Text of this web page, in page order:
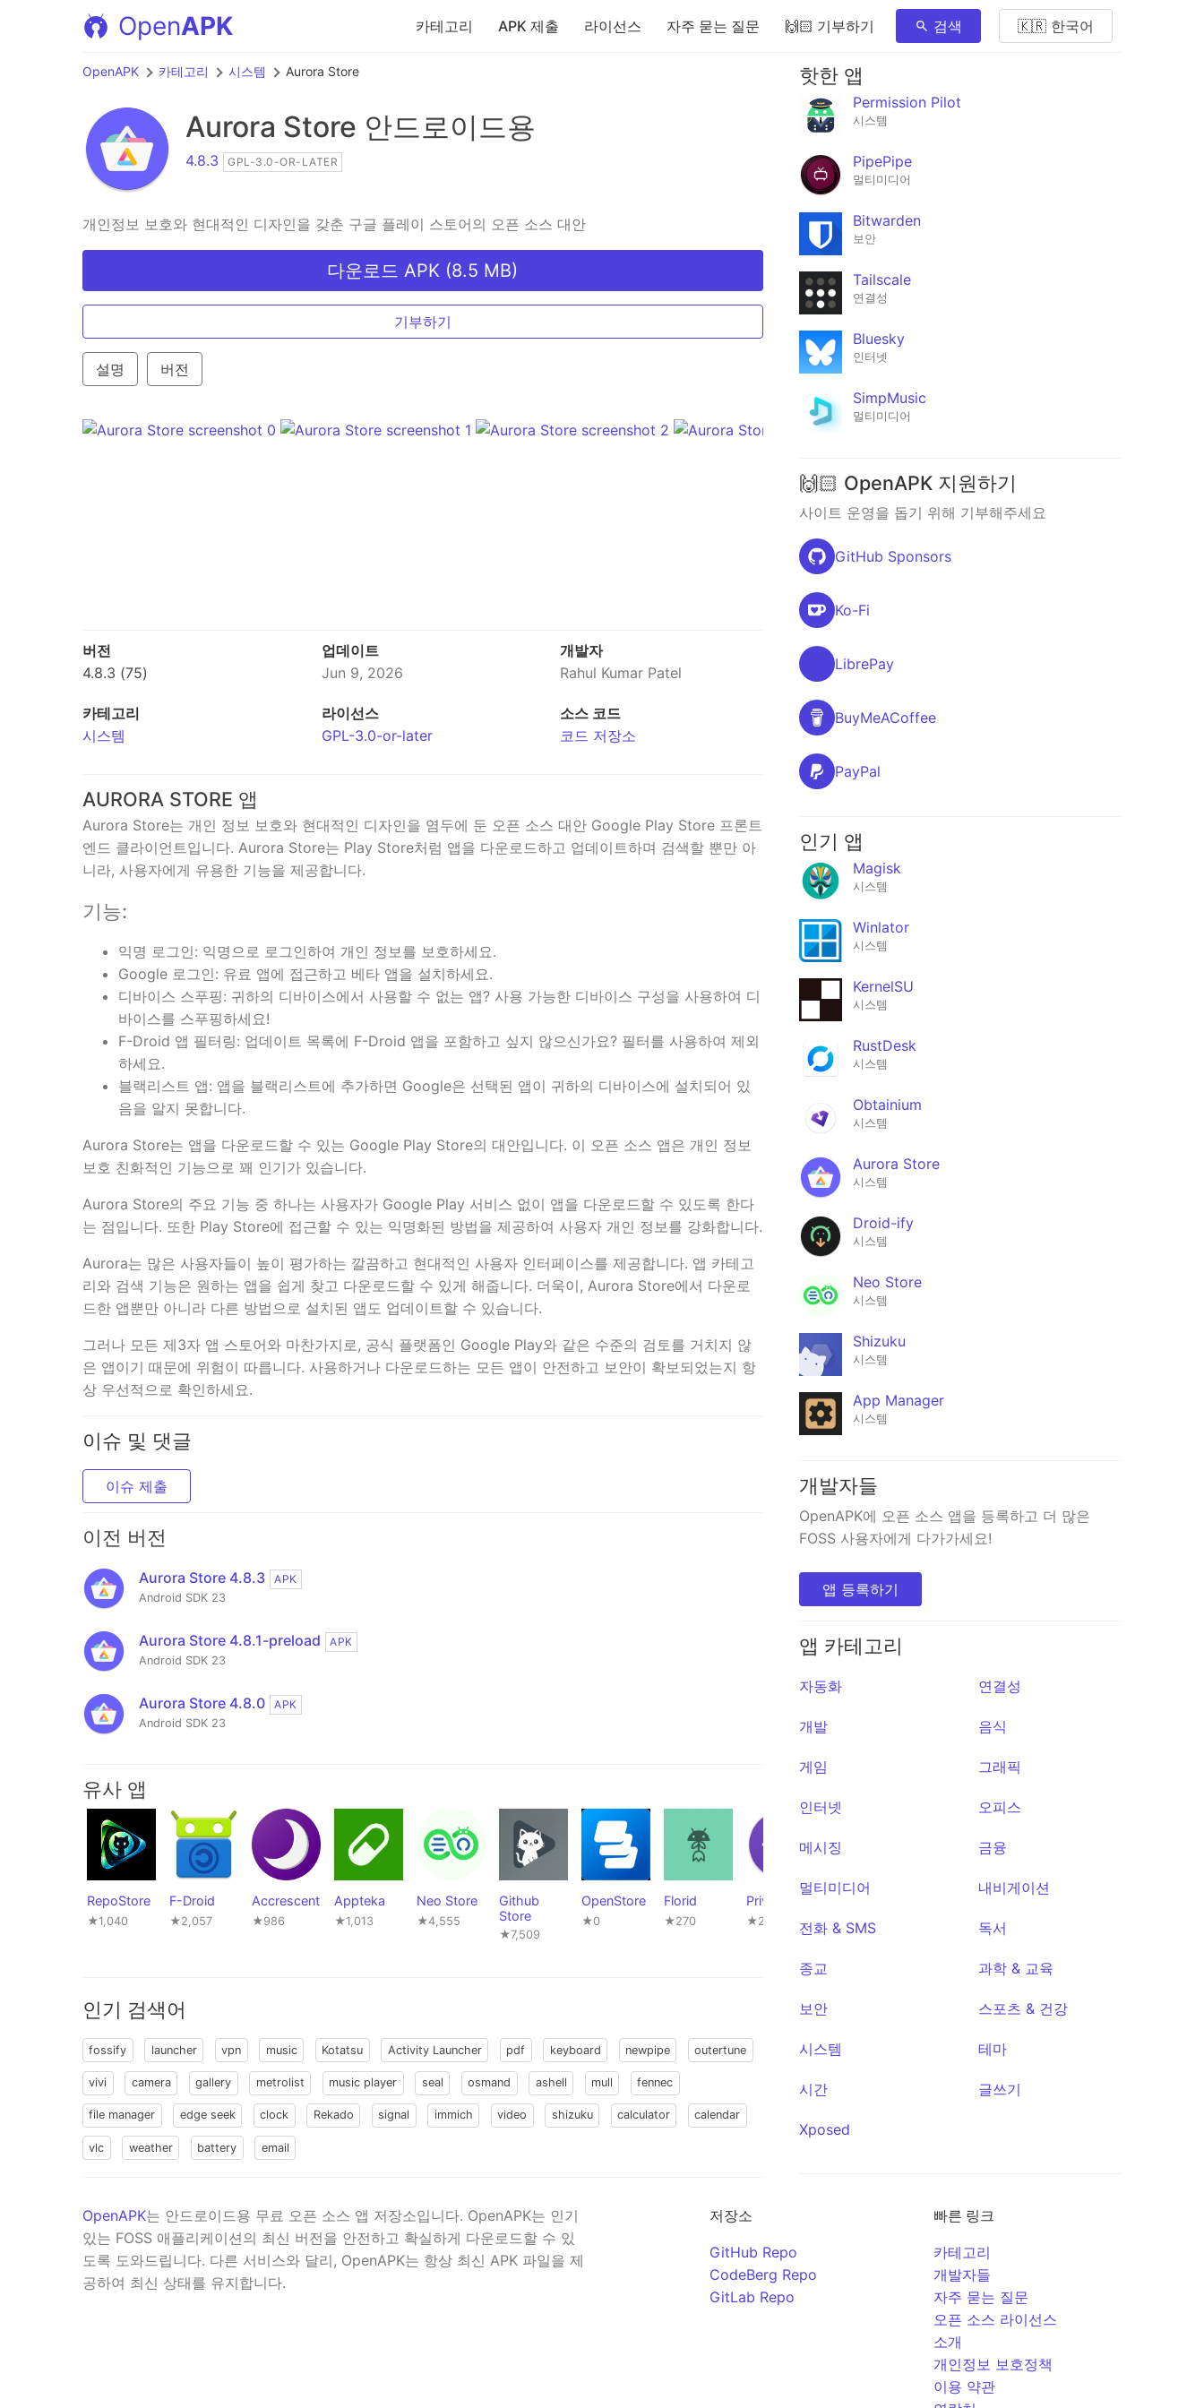
OpenAPK 카테고리 APK 제출 라이선스 자주 묻는 질문 🙌🏻 기부하기 검색 🇰🇷 한국어
OpenAPK 카테고리 시스템 Aurora Store
Aurora Store 안드로이드용
4.8.3 GPL-3.0-OR-LATER
개인정보 보호와 현대적인 디자인을 갖춘 구글 플레이 스토어의 오픈 소스 대안
다운로드 APK (8.5 MB)
기부하기
설명 버전
버전
4.8.3 (75)
업데이트
Jun 9, 2026
개발자
Rahul Kumar Patel
카테고리
시스템
라이선스
GPL-3.0-or-later
소스 코드
코드 저장소
AURORA STORE 앱
Aurora Store는 개인 정보 보호와 현대적인 디자인을 염두에 둔 오픈 소스 대안 Google Play Store 프론트
엔드 클라이언트입니다. Aurora Store는 Play Store처럼 앱을 다운로드하고 업데이트하며 검색할 뿐만 아
니라, 사용자에게 유용한 기능을 제공합니다.
기능:
익명 로그인: 익명으로 로그인하여 개인 정보를 보호하세요.
Google 로그인: 유료 앱에 접근하고 베타 앱을 설치하세요.
디바이스 스푸핑: 귀하의 디바이스에서 사용할 수 없는 앱? 사용 가능한 디바이스 구성을 사용하여 디
바이스를 스푸핑하세요!
F-Droid 앱 필터링: 업데이트 목록에 F-Droid 앱을 포함하고 싶지 않으신가요? 필터를 사용하여 제외
하세요.
블랙리스트 앱: 앱을 블랙리스트에 추가하면 Google은 선택된 앱이 귀하의 디바이스에 설치되어 있
음을 알지 못합니다.
Aurora Store는 앱을 다운로드할 수 있는 Google Play Store의 대안입니다. 이 오픈 소스 앱은 개인 정보
보호 친화적인 기능으로 꽤 인기가 있습니다.
Aurora Store의 주요 기능 중 하나는 사용자가 Google Play 서비스 없이 앱을 다운로드할 수 있도록 한다
는 점입니다. 또한 Play Store에 접근할 수 있는 익명화된 방법을 제공하여 사용자 개인 정보를 강화합니다.
Aurora는 많은 사용자들이 높이 평가하는 깔끔하고 현대적인 사용자 인터페이스를 제공합니다. 앱 카테고
리와 검색 기능은 원하는 앱을 쉽게 찾고 다운로드할 수 있게 해줍니다. 더욱이, Aurora Store에서 다운로
드한 앱뿐만 아니라 다른 방법으로 설치된 앱도 업데이트할 수 있습니다.
그러나 모든 제3자 앱 스토어와 마찬가지로, 공식 플랫폼인 Google Play와 같은 수준의 검토를 거치지 않
은 앱이기 때문에 위험이 따릅니다. 사용하거나 다운로드하는 모든 앱이 안전하고 보안이 확보되었는지 항
상 우선적으로 확인하세요.
이슈 및 댓글
이슈 제출
이전 버전
Aurora Store 4.8.3
APK
Android SDK 23
Aurora Store 4.8.1-preload
APK
Android SDK 23
Aurora Store 4.8.0
APK
Android SDK 23
유사 앱
RepoStore
★1,040
F-Droid
★2,057
Accrescent
★986
Appteka
★1,013
Neo Store
★4,555
Github
Store
★7,509
OpenStore
★0
Florid
★270
Privacium
★267
APKUpdat
★3,809
인기 검색어
fossify launcher vpn music Kotatsu Activity Launcher pdf keyboard newpipe outertune
vivi camera gallery metrolist music player seal osmand ashell mull fennec
file manager edge seek clock Rekado signal immich video shizuku calculator calendar
vlc weather battery email
핫한 앱
Permission Pilot
시스템
PipePipe
멀티미디어
Bitwarden
보안
Tailscale
연결성
Bluesky
인터넷
SimpMusic
멀티미디어
🙌🏻 OpenAPK 지원하기
사이트 운영을 돕기 위해 기부해주세요
GitHub Sponsors
Ko-Fi
LibrePay
BuyMeACoffee
PayPal
인기 앱
Magisk
시스템
Winlator
시스템
KernelSU
시스템
RustDesk
시스템
Obtainium
시스템
Aurora Store
시스템
Droid-ify
시스템
Neo Store
시스템
Shizuku
시스템
App Manager
시스템
개발자들
OpenAPK에 오픈 소스 앱을 등록하고 더 많은
FOSS 사용자에게 다가가세요!
앱 등록하기
앱 카테고리
자동화 연결성
개발 음식
게임 그래픽
인터넷 오피스
메시징 금융
멀티미디어 내비게이션
전화 & SMS 독서
종교 과학 & 교육
보안 스포츠 & 건강
시스템 테마
시간 글쓰기
Xposed
OpenAPK는 안드로이드용 무료 오픈 소스 앱 저장소입니다. OpenAPK는 인기
있는 FOSS 애플리케이션의 최신 버전을 안전하고 확실하게 다운로드할 수 있
도록 도와드립니다. 다른 서비스와 달리, OpenAPK는 항상 최신 APK 파일을 제
공하여 최신 상태를 유지합니다.
저장소
GitHub Repo
CodeBerg Repo
GitLab Repo
빠른 링크
카테고리
개발자들
자주 묻는 질문
오픈 소스 라이선스
소개
개인정보 보호정책
이용 약관